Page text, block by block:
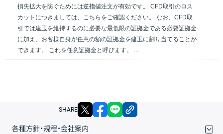
損失拡大を防ぐためには逆指値注文が有効です。 CFD取引のロス
カットにつきましては、こちらをご確認ください。 なお、CFD取
引では建玉を維持するのに必要な最低限の証拠金である必要証拠金
に加え、お客様自身が任意の額の証拠金を建玉に割り当てることが
できます。 これを任意証拠金と呼びます。 ...
SHARE X facebook
各種方針・規程・会社案内